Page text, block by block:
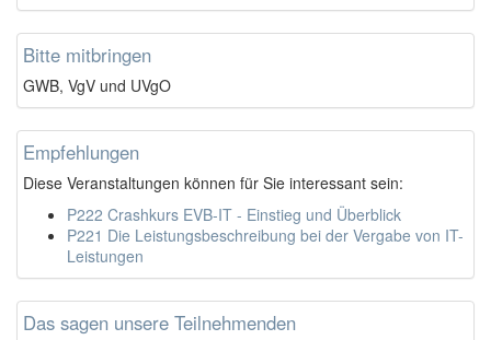
Bitte mitbringen
GWB, VgV und UVgO
Empfehlungen
Diese Veranstaltungen können für Sie interessant sein:
P222 Crashkurs EVB-IT - Einstieg und Überblick
P221 Die Leistungsbeschreibung bei der Vergabe von IT-
Leistungen
Das sagen unsere Teilnehmenden